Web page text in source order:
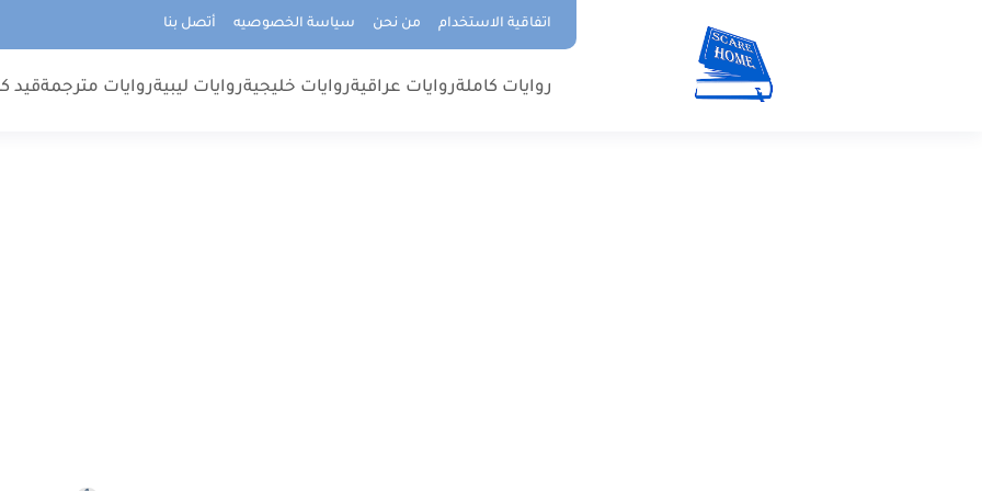
اتفاقية الاستخدام من نحن سياسة الخصوصيه أتصل بنا
روايات كاملةروايات عراقيةروايات خليجيةروايات ليبيةروايات مترجمةقيد